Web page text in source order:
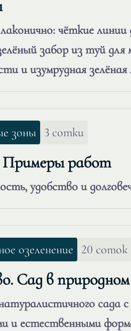
чёткие линии
забор из туй для
и изумрудная зелёная
зоны 3 сотки
Примеры работ
удобство и
озеленение 20 соток
Сад в
сада
и естественными